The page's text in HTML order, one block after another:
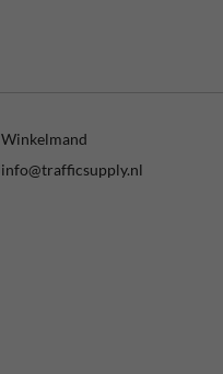
Winkelmand
info@trafficsupply.nl